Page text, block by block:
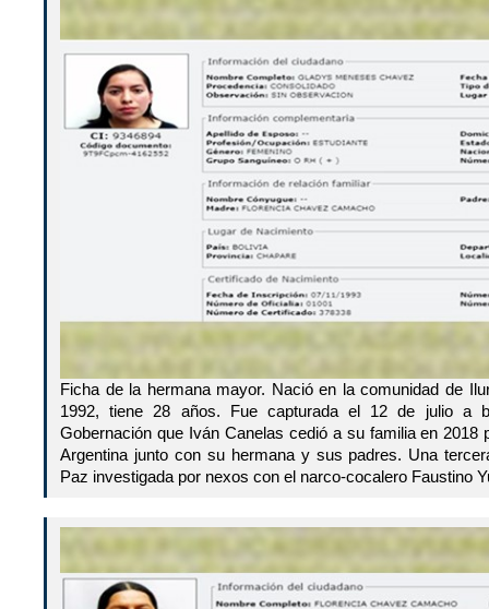
Ficha de la hermana mayor. Nació en la comunidad de
1992, tiene 28 años. Fue capturada el 12 de julio a
Gobernación que Iván Canelas cedió a su familia en 2018
Argentina junto con su hermana y sus padres. Una
Paz investigada por nexos con el narco-cocalero Faustino